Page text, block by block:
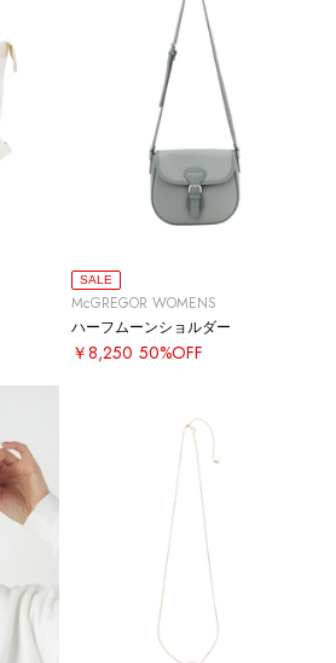
SALE
McGREGOR WOMENS
ハーフムーンショルダー
￥8,250 50%OFF